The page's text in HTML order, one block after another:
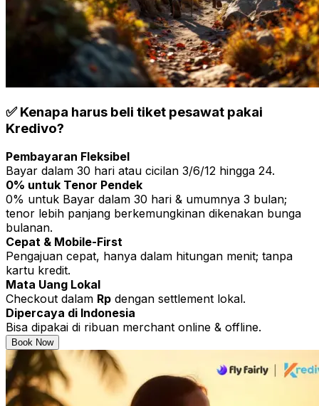
✅ Kenapa harus beli tiket pesawat pakai
Kredivo?
Pembayaran Fleksibel
Bayar dalam 30 hari atau cicilan 3/6/12 hingga 24.
0% untuk Tenor Pendek
0% untuk Bayar dalam 30 hari & umumnya 3 bulan;
tenor lebih panjang berkemungkinan dikenakan bunga
bulanan.
Cepat & Mobile-First
Pengajuan cepat, hanya dalam hitungan menit; tanpa
kartu kredit.
Mata Uang Lokal
Checkout dalam Rp dengan settlement lokal.
Dipercaya di Indonesia
Bisa dipakai di ribuan merchant online & offline.
Book Now